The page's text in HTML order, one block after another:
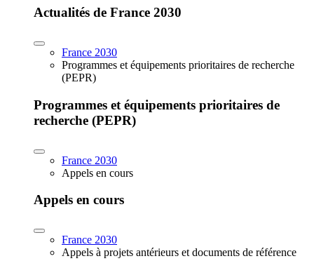
Actualités de France 2030
France 2030
Programmes et équipements prioritaires de recherche
(PEPR)
Programmes et équipements prioritaires de
recherche (PEPR)
France 2030
Appels en cours
Appels en cours
France 2030
Appels à projets antérieurs et documents de référence